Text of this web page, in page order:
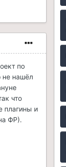
по
не нашёл
что
плагины и
ФР).